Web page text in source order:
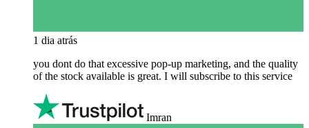
1 dia atrás
you dont do that excessive pop-up marketing, and the quality
of the stock available is great. I will subscribe to this service
Imran